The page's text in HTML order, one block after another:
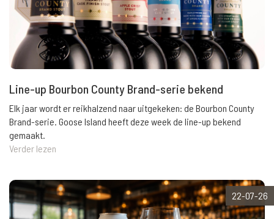
Line-up Bourbon County Brand-serie bekend
Elk jaar wordt er reikhalzend naar uitgekeken: de Bourbon County
Brand-serie. Goose Island heeft deze week de line-up bekend
gemaakt.
Verder lezen
22-07-26